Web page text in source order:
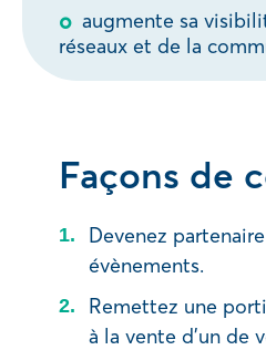
augmente sa
réseaux et de la
Façons de
Devenez
évènements.
Remettez une
à la vente d’un de